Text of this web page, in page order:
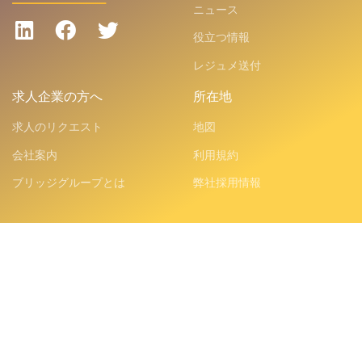
ニュース
役立つ情報
レジュメ送付
求人企業の方へ
求人のリクエスト
会社案内
ブリッジグループとは
所在地
地図
利用規約
弊社採用情報